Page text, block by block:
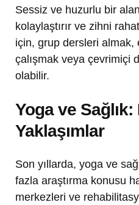
Sessiz ve huzurlu bir
kolaylaştırır ve zihni
için, grup dersleri almak,
çalışmak veya çevrimiçi
olabilir.
Yoga ve
Yaklaşımlar
Son yıllarda, yoga ve
fazla araştırma konusu
merkezleri ve